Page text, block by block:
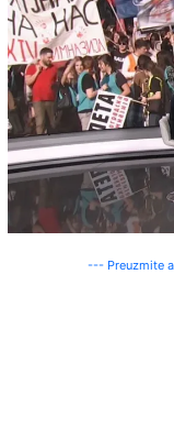
--- Preuzmite